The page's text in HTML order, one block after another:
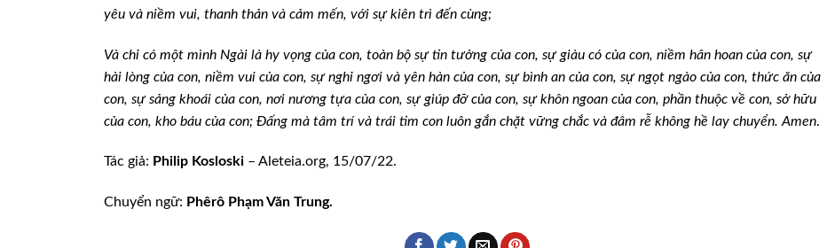
yêu và niềm vui, thanh thản và cảm mến, với sự kiên trì đến cùng;
Và chỉ có một mình Ngài là hy vọng của con, toàn bộ sự tin tưởng của con, sự giàu có của con, niềm hân hoan của con, sự
hài lòng của con, niềm vui của con, sự nghỉ ngơi và yên hàn của con, sự bình an của con, sự ngọt ngào của con, thức ăn của
con, sự sảng khoái của con, nơi nương tựa của con, sự giúp đỡ của con, sự khôn ngoan của con, phần thuộc về con, sở hữu
của con, kho báu của con; Đấng mà tâm trí và trái tim con luôn gắn chặt vững chắc và đâm rễ không hề lay chuyển. Amen.
Tác giả: Philip Kosloski – Aleteia.org, 15/07/22.
Chuyển ngữ: Phêrô Phạm Văn Trung.